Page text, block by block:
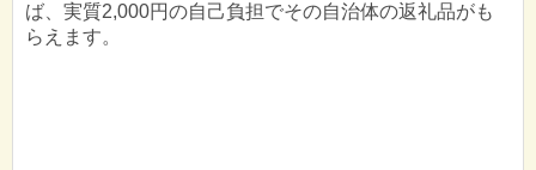
ば、実質2,000円の自己負担でその自治体の返礼品がも
らえます。